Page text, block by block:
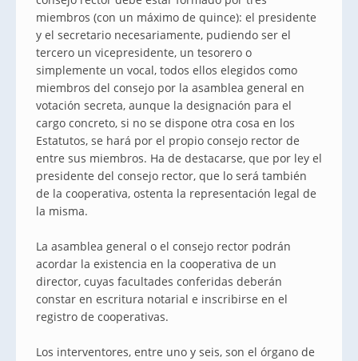
miembros (con un máximo de quince): el presidente
y el secretario necesariamente, pudiendo ser el
tercero un vicepresidente, un tesorero o
simplemente un vocal, todos ellos elegidos como
miembros del consejo por la asamblea general en
votación secreta, aunque la designación para el
cargo concreto, si no se dispone otra cosa en los
Estatutos, se hará por el propio consejo rector de
entre sus miembros. Ha de destacarse, que por ley el
presidente del consejo rector, que lo será también
de la cooperativa, ostenta la representación legal de
la misma.
La asamblea general o el consejo rector podrán
acordar la existencia en la cooperativa de un
director, cuyas facultades conferidas deberán
constar en escritura notarial e inscribirse en el
registro de cooperativas.
Los interventores, entre uno y seis, son el órgano de